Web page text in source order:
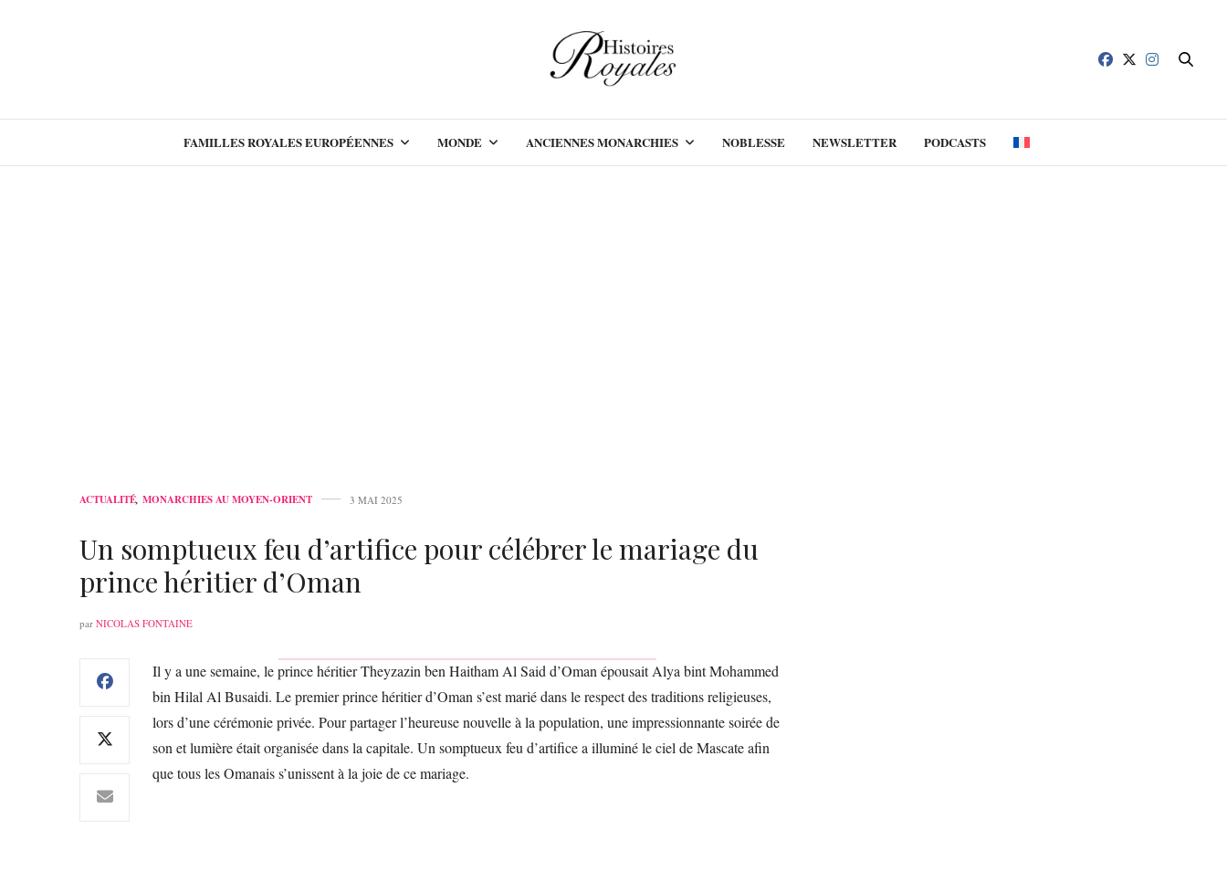
FAMILLES ROYALES EUROPÉENNES MONDE ANCIENNES MONARCHIES NOBLESSE NEWSLETTER PODCASTS
ACTUALITÉ, MONARCHIES AU MOYEN-ORIENT 3 MAI 2025
Un somptueux feu d’artifice pour célébrer le mariage du
prince héritier d’Oman
par NICOLAS FONTAINE
Il y a une semaine, le prince héritier Theyzazin ben Haitham Al Said d’Oman épousait Alya bint Mohammed
bin Hilal Al Busaidi. Le premier prince héritier d’Oman s’est marié dans le respect des traditions religieuses,
lors d’une cérémonie privée. Pour partager l’heureuse nouvelle à la population, une impressionnante soirée de
son et lumière était organisée dans la capitale. Un somptueux feu d’artifice a illuminé le ciel de Mascate afin
que tous les Omanais s’unissent à la joie de ce mariage.